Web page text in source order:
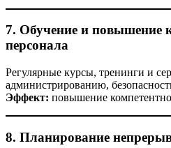
7. Обучение и повышение
персонала
Регулярные курсы, тренинги и
администрированию,
Эффект: повышение
8. Планирование